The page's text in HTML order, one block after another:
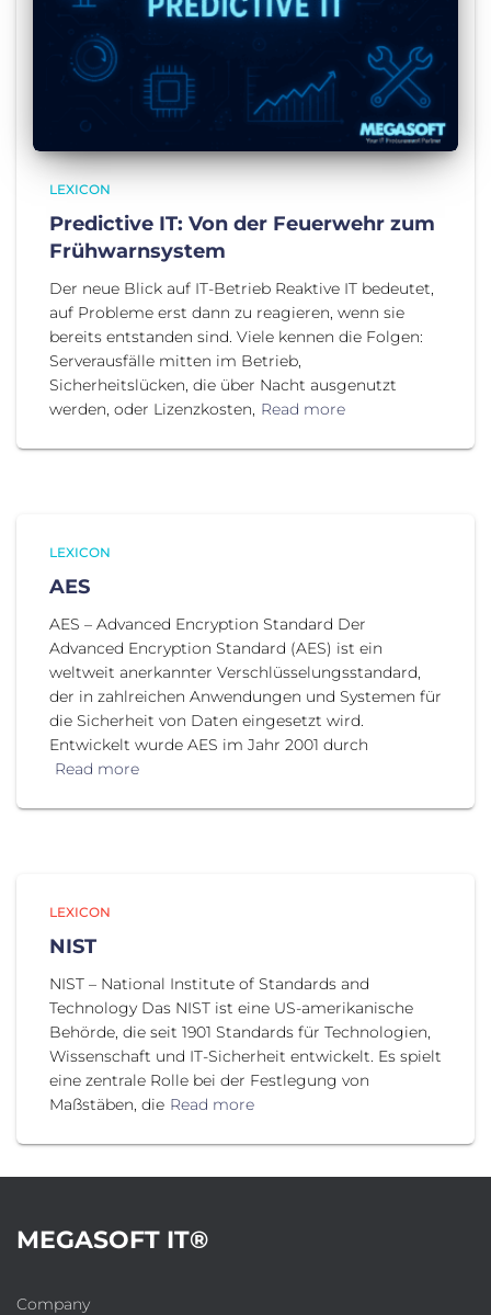
LEXICON
Predictive IT: Von der Feuerwehr zum
Frühwarnsystem
Der neue Blick auf IT-Betrieb Reaktive IT bedeutet,
auf Probleme erst dann zu reagieren, wenn sie
bereits entstanden sind. Viele kennen die Folgen:
Serverausfälle mitten im Betrieb,
Sicherheitslücken, die über Nacht ausgenutzt
werden, oder Lizenzkosten, Read more
LEXICON
AES
AES – Advanced Encryption Standard Der
Advanced Encryption Standard (AES) ist ein
weltweit anerkannter Verschlüsselungsstandard,
der in zahlreichen Anwendungen und Systemen für
die Sicherheit von Daten eingesetzt wird.
Entwickelt wurde AES im Jahr 2001 durch
Read more
LEXICON
NIST
NIST – National Institute of Standards and
Technology Das NIST ist eine US-amerikanische
Behörde, die seit 1901 Standards für Technologien,
Wissenschaft und IT-Sicherheit entwickelt. Es spielt
eine zentrale Rolle bei der Festlegung von
Maßstäben, die Read more
MEGASOFT IT®
Company